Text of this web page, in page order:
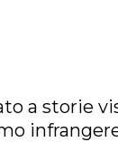
a storie